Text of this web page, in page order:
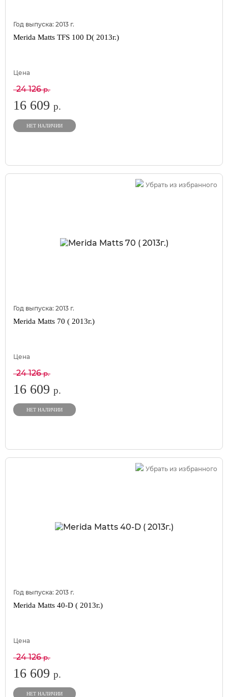
Год выпуска: 2013 г.
Merida Matts TFS 100 D( 2013г.)
Цена
24 126р.
16 609 р.
НЕТ НАЛИЧИИ
Убрать из избранного
Год выпуска: 2013 г.
Merida Matts 70 ( 2013г.)
Цена
24 126р.
16 609 р.
НЕТ НАЛИЧИИ
Убрать из избранного
Год выпуска: 2013 г.
Merida Matts 40-D ( 2013г.)
Цена
24 126р.
16 609 р.
НЕТ НАЛИЧИИ